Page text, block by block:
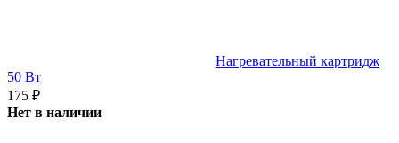
Нагревательный картридж
50 Вт
175 ₽
Нет в наличии